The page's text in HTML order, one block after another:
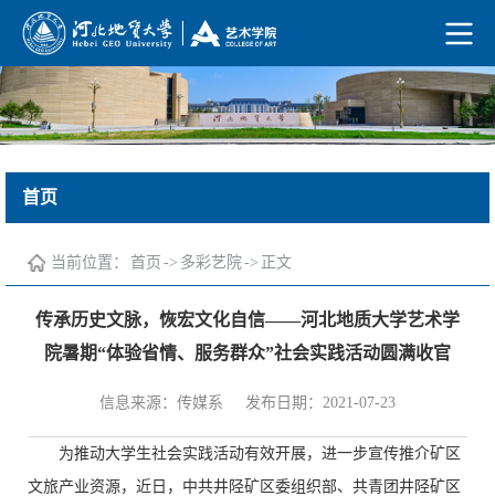
首页
当前位置： 首页 -> 多彩艺院-> 正文
传承历史文脉，恢宏文化自信——河北地质大学艺术学
院暑期“体验省情、服务群众”社会实践活动圆满收官
信息来源：传媒系 发布日期：2021-07-23
为推动大学生社会实践活动有效开展，进一步宣传推介矿区
文旅产业资源，近日，中共井陉矿区委组织部、共青团井陉矿区